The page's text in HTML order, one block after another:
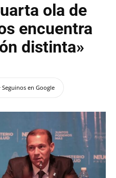
ola de
encuentra
distinta»
Seguinos en Google